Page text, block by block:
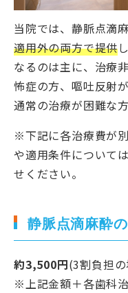
当院では、静脈点滴
適用外の両方で提供
なるのは主に、治療
怖症の方、嘔吐反射
通常の治療が困難な方
※下記に各治療費が
や適用条件について
せください。
静脈点滴麻酔
約3,500円(3割負担
※上記金額＋各歯科治